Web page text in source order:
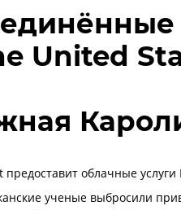
United
предоставит облачные
ученые выбросили